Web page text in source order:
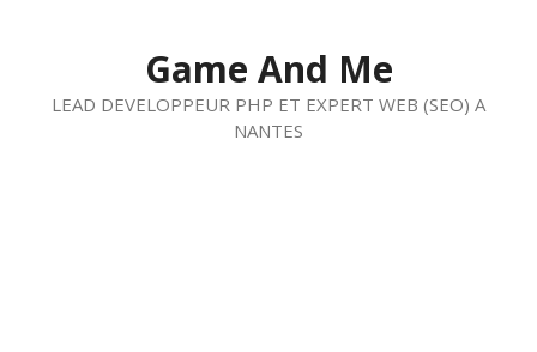
Game And Me
LEAD DEVELOPPEUR PHP ET EXPERT WEB (SEO) A
NANTES